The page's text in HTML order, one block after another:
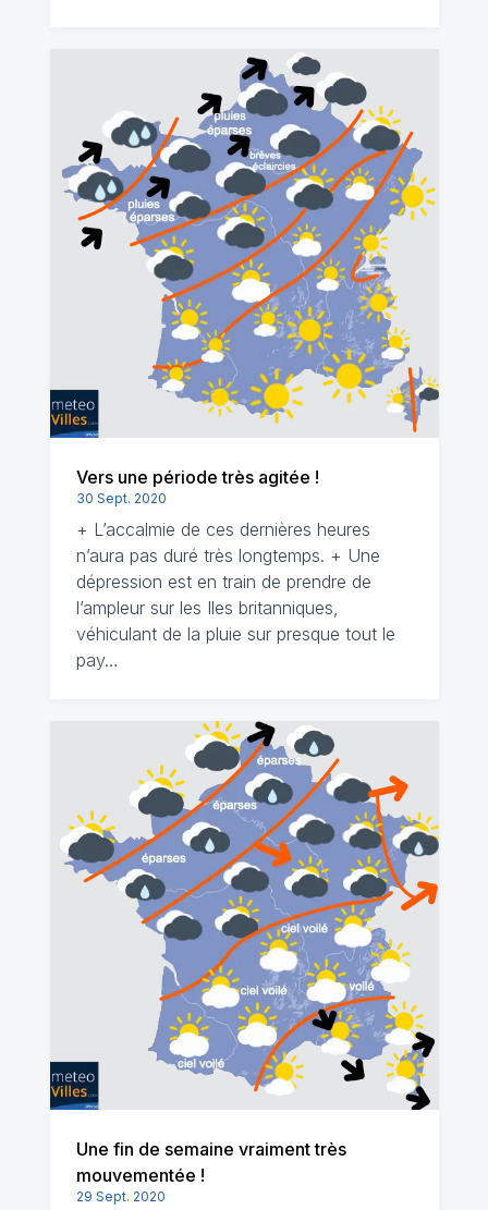
Vers une période très agitée !
30 Sept. 2020
+ L’accalmie de ces dernières heures
n’aura pas duré très longtemps. + Une
dépression est en train de prendre de
l’ampleur sur les Iles britanniques,
véhiculant de la pluie sur presque tout le
pay…
Une fin de semaine vraiment très
mouvementée !
29 Sept. 2020